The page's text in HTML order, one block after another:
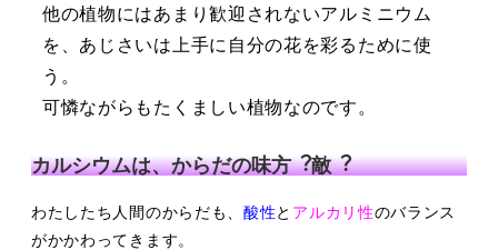
他の植物にはあまり歓迎されないアルミニウム
を、あじさいは上⼿に⾃分の花を彩る ために使
う。
可憐ながらもたくましい植物なのです。
カルシウムは、からだの味⽅︖敵︖
わたしたち⼈間のからだも、酸性と アルカリ性のバランス
がかかわってきます。